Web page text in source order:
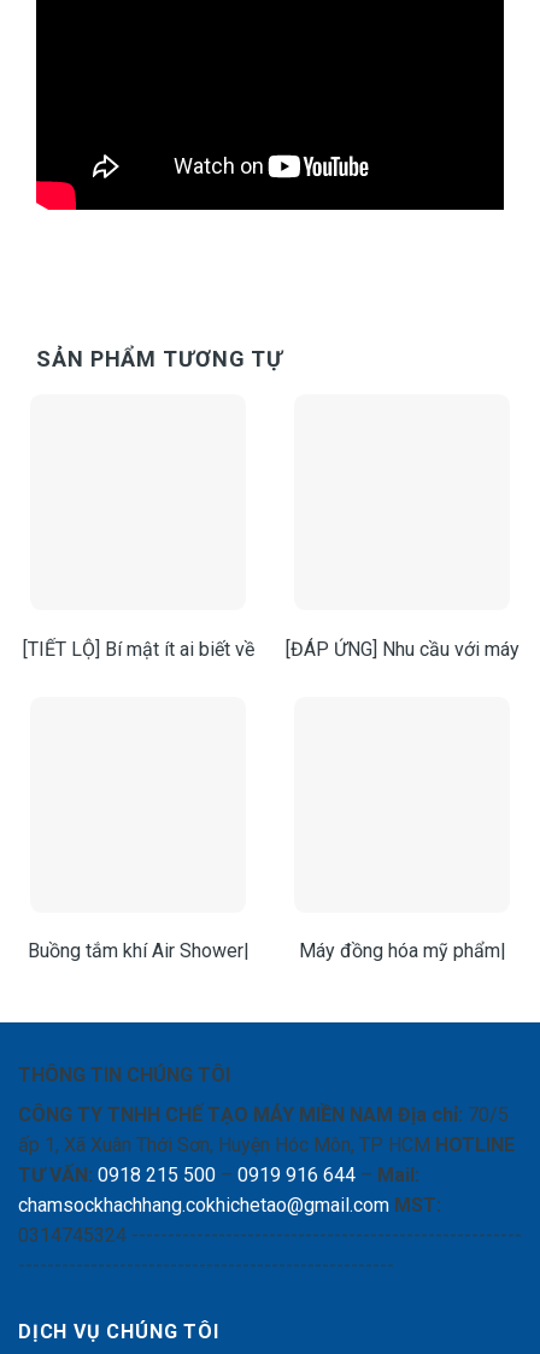
SẢN PHẨM TƯƠNG TỰ
[TIẾT LỘ] Bí mật ít ai biết về
[ĐÁP ỨNG] Nhu cầu với máy
Buồng tắm khí Air Shower|
Máy đồng hóa mỹ phẩm|
THÔNG TIN CHÚNG TÔI
CÔNG TY TNHH CHẾ TẠO MÁY MIỀN NAM Địa chỉ: 70/5
ấp 1, Xã Xuân Thới Sơn, Huyện Hóc Môn, TP HCM HOTLINE
TƯ VẤN: 0918 215 500 – 0919 916 644 – Mail:
chamsockhachhang.cokhichetao@gmail.com MST:
0314745324 ------------------------------------------------------
----------------------------------------------------
DỊCH VỤ CHÚNG TÔI